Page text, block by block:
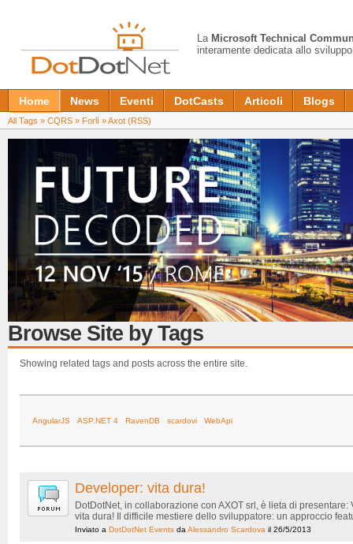
La Microsoft Technical
interamente dedicata allo
Home News Eventi DotCasts Articoli Blogs
All Tags » CQRS » Forlì »Axot (RSS)
Browse Site by Tags
Showing related tags and posts across the entire site.
AngularJS ASP.NET 4 RavenDB scardovi WebApi
Developer: vita dura!
DotDotNet, in collaborazione con AXOT srl, è lieta di
vita dura! Il difficile mestiere dello sviluppatore: un approccio
Inviato a DotDotNet Events daAlessandro Scardova il 26/5/2013